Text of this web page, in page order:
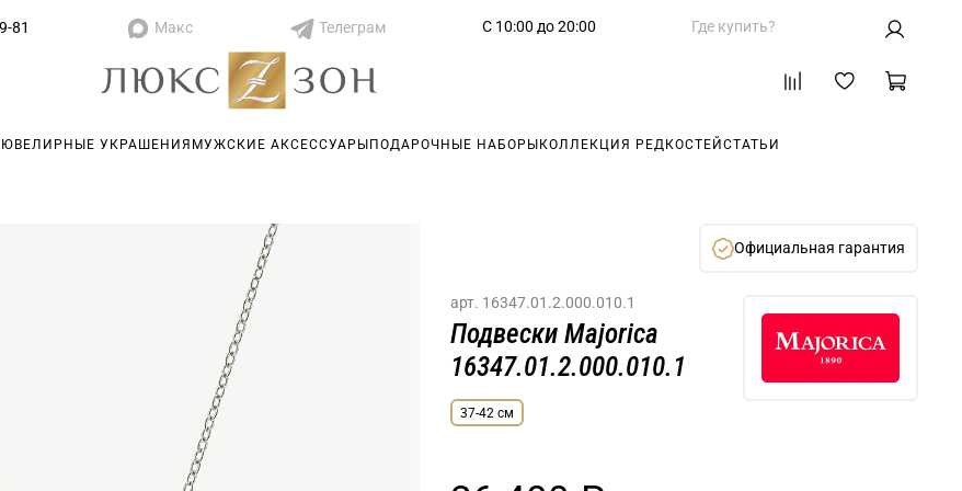
81 Макс Телеграм С 10:00 до 20:00 Где купить?
ЮВЕЛИРНЫЕ УКРАШЕНИЯ МУЖСКИЕ АКСЕССУАРЫ ПОДАРОЧНЫЕ НАБОРЫ КОЛЛЕКЦИЯ РЕДКОСТЕЙ СТАТЬИ
Официальная гарантия
арт. 16347.01.2.000.010.1
Подвески Majorica
16347.01.2.000.010.1
37-42 см